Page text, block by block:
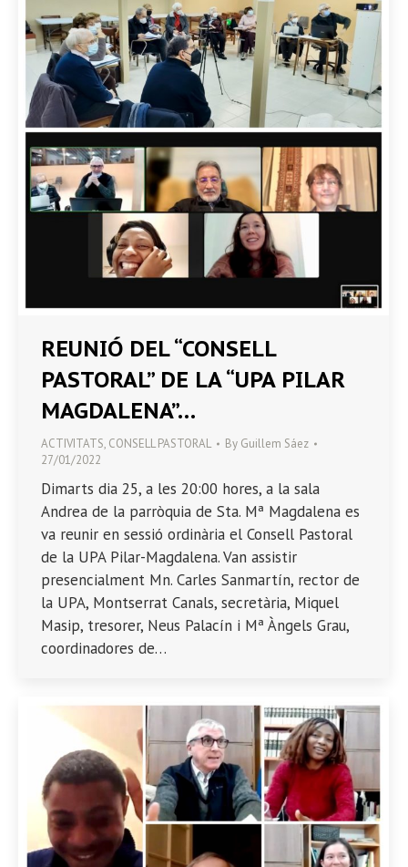
REUNIÓ DEL “CONSELL
PASTORAL” DE LA “UPA PILAR
MAGDALENA”…
ACTIVITATS, CONSELL PASTORAL By Guillem Sáez
27/01/2022
Dimarts dia 25, a les 20:00 hores, a la sala
Andrea de la parròquia de Sta. Mª Magdalena es
va reunir en sessió ordinària el Consell Pastoral
de la UPA Pilar-Magdalena. Van assistir
presencialment Mn. Carles Sanmartín, rector de
la UPA, Montserrat Canals, secretària, Miquel
Masip, tresorer, Neus Palacín i Mª Àngels Grau,
coordinadores de…